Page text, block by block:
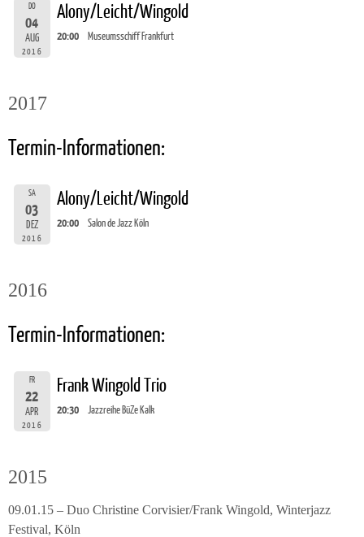
DO
04
AUG
2016
Alony/Leicht/Wingold
20:00 Museumsschiff Frankfurt
2017
Termin-Informationen:
SA
03
DEZ
2016
Alony/Leicht/Wingold
20:00 Salon de Jazz Köln
2016
Termin-Informationen:
FR
22
APR
2016
Frank Wingold Trio
20:30 Jazzreihe BüZe Kalk
2015
09.01.15 – Duo Christine Corvisier/Frank Wingold, Winterjazz
Festival, Köln